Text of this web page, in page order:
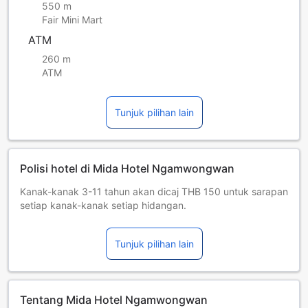
550 m
Fair Mini Mart
ATM
260 m
ATM
Tunjuk pilihan lain
Polisi hotel di Mida Hotel Ngamwongwan
Kanak-kanak 3-11 tahun akan dicaj THB 150 untuk sarapan
setiap kanak-kanak setiap hidangan.
Bayi dari 0 hingga 4 tahun [termasuk]
Menginap percuma jika menggunakan katil sedia ada.
Peringatan, jika anda memerlukan katil bayi, ia mungkin
dikenakan caj tambahan dan tertakluk kepada
Kanak-kanak dari 5 hingga 11 tahun [termasuk]
Tunjuk pilihan lain
Tentang Mida Hotel Ngamwongwan